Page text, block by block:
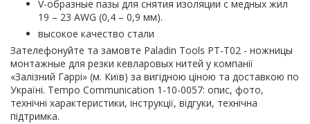
V-образные пазы для снятия изоляции с медных жил
19 – 23 AWG (0,4 – 0,9 мм).
высокое качество стали
Зателефонуйте та замовте Paladin Tools PT-T02 - ножницы
монтажные для резки кевларовых нитей у компанії
«Залізний Гаррі» (м. Київ) за вигідною ціною та доставкою по
Україні. Tempo Communication 1-10-0057: опис, фото,
технічні характеристики, інструкції, відгуки, технічна
підтримка.